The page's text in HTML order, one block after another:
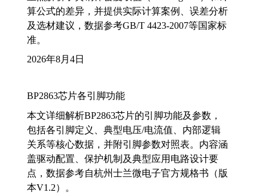
算公式的差异，并提供实际计算案例、误差分析
及选材建议，数据参考GB/T 4423-2007等国家标
准。
2026年8月4日
BP2863芯片各引脚功能
本文详细解析BP2863芯片的引脚功能及参数，
包括各引脚定义、典型电压/电流值、内部逻辑
关系等核心数据，并附引脚参数对照表。内容涵
盖驱动配置、保护机制及典型应用电路设计要
点，数据参考自杭州士兰微电子官方规格书（版
本V1.2）。